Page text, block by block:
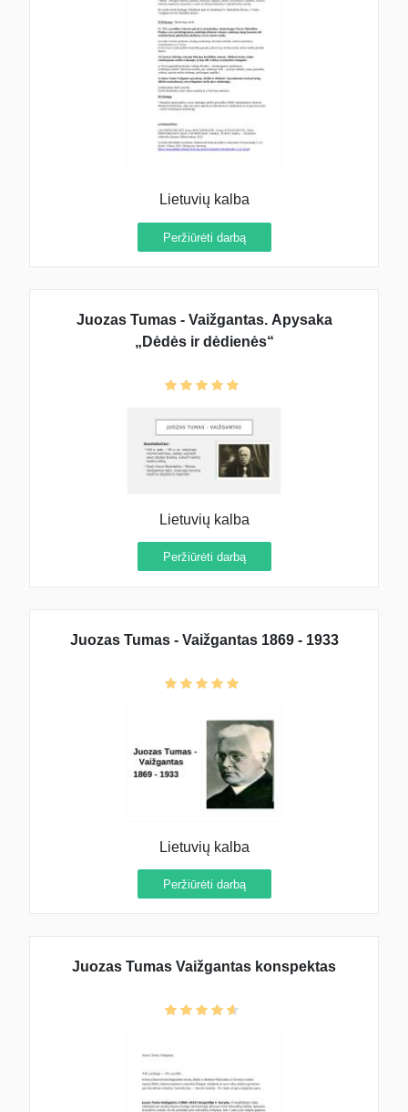
Lietuvių kalba
Peržiūrėti darbą
Juozas Tumas - Vaižgantas. Apysaka
„Dėdės ir dėdienės“
Lietuvių kalba
Peržiūrėti darbą
Juozas Tumas - Vaižgantas 1869 - 1933
Lietuvių kalba
Peržiūrėti darbą
Juozas Tumas Vaižgantas konspektas